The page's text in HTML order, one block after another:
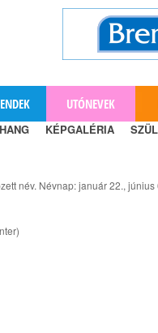
UTÓNEVEK
KÉPGALÉRIA
név. Névnap: január 22., június